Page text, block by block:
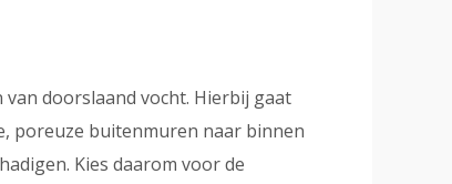
doorslaand vocht. Hierbij gaat
poreuze buitenmuren naar binnen
Kies daarom voor de